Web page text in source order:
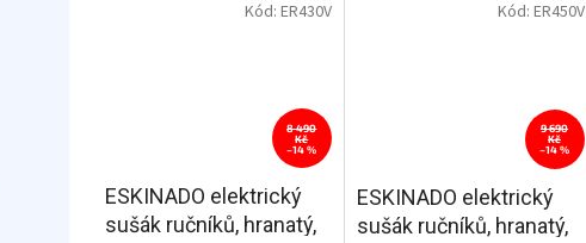
8 490
Kč
–14 %
ESKINADO elektrický
sušák ručníků, hranatý,
Kód: ER430V
9 690
Kč
–14 %
ESKINADO elektrický
sušák ručníků, hranatý,
Kód: ER450V